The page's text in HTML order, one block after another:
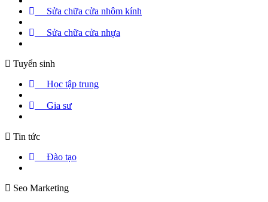
Sửa chữa cửa nhôm kính
Sửa chữa cửa nhựa
Tuyển sinh
Học tập trung
Gia sư
Tin tức
Đào tạo
Seo Marketing